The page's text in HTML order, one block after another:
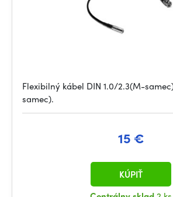
Flexibilný kábel DIN 1.0/2.3(M-
samec).
15 €
KÚPIŤ